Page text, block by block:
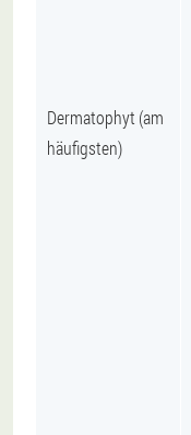
Dermatophyt (am
häufigsten)